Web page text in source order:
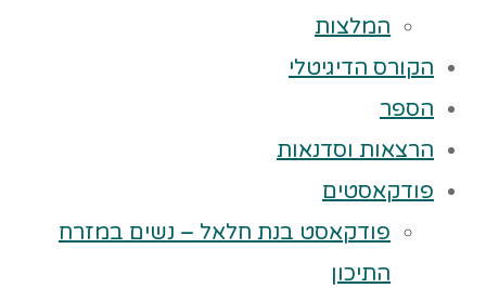
המלצות
הקורס הדיגיטלי
הספר
הרצאות וסדנאות
פודקאסטים
פודקאסט בנת חלאל – נשים במזרח
התיכון